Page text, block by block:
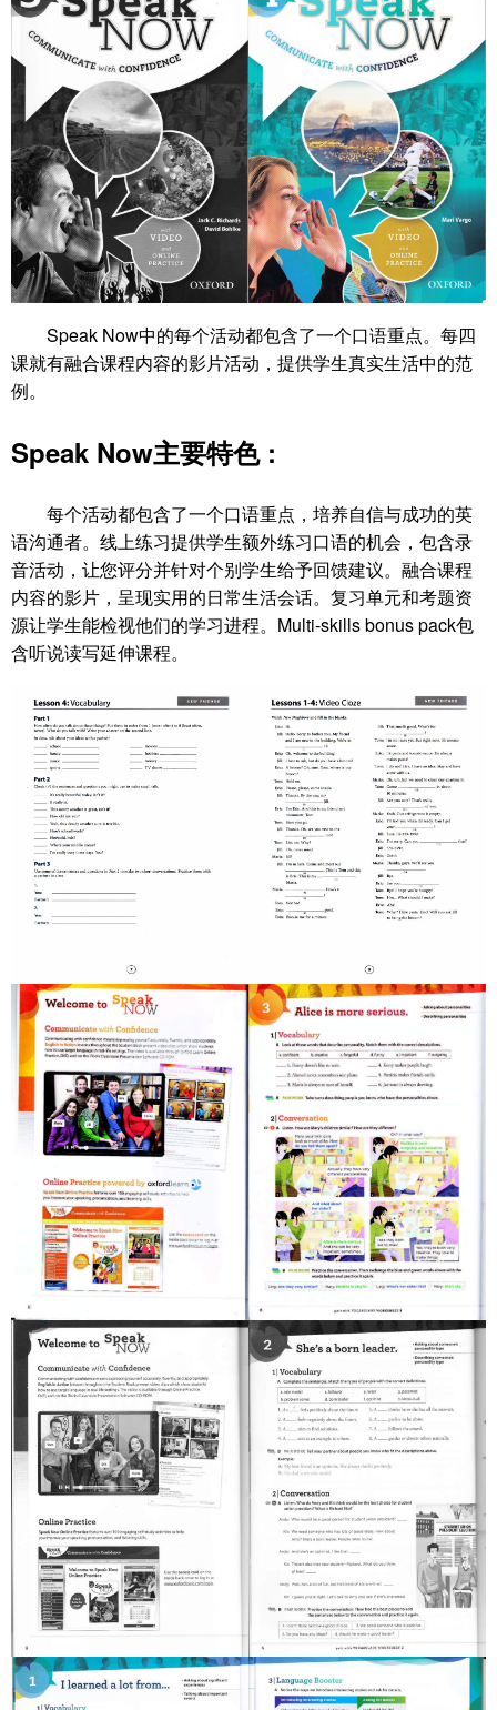
Speak Now中的每个活动都包含了一个口语重点。每四
课就有融合课程内容的影片活动，提供学生真实生活中的范
例。
Speak Now主要特色 :
每个活动都包含了一个口语重点，培养自信与成功的英
语沟通者。线上练习提供学生额外练习口语的机会，包含录
音活动，让您评分并针对个别学生给予回馈建议。融合课程
内容的影片，呈现实用的日常生活会话。复习单元和考题资
源让学生能检视他们的学习进程。Multi-skills bonus pack包
含听说读写延伸课程。